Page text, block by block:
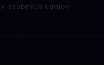
osobných údajov